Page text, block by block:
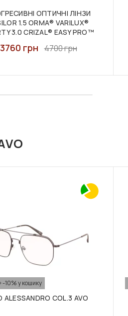
ОПТИЧНІ ЛІНЗИ
1.5 ORMA® VARILUX®
3.0 CRIZAL® EASY PRO™
3760 грн 4700 грн
-10% у кошику
ALESSANDRO COL.3 AVO